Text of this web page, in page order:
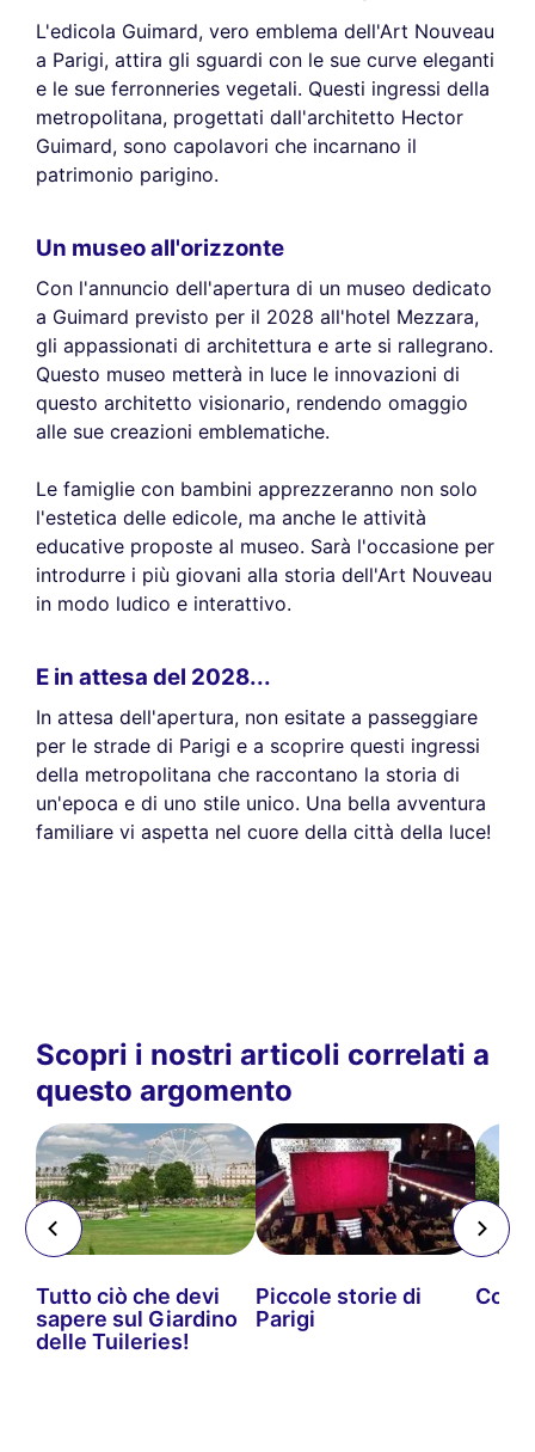
L'edicola Guimard, vero emblema dell'Art Nouveau
a Parigi, attira gli sguardi con le sue curve eleganti
e le sue ferronneries vegetali. Questi ingressi della
metropolitana, progettati dall'architetto Hector
Guimard, sono capolavori che incarnano il
patrimonio parigino.
Un museo all'orizzonte
Con l'annuncio dell'apertura di un museo dedicato
a Guimard previsto per il 2028 all'hotel Mezzara,
gli appassionati di architettura e arte si rallegrano.
Questo museo metterà in luce le innovazioni di
questo architetto visionario, rendendo omaggio
alle sue creazioni emblematiche.
Le famiglie con bambini apprezzeranno non solo
l'estetica delle edicole, ma anche le attività
educative proposte al museo. Sarà l'occasione per
introdurre i più giovani alla storia dell'Art Nouveau
in modo ludico e interattivo.
E in attesa del 2028...
In attesa dell'apertura, non esitate a passeggiare
per le strade di Parigi e a scoprire questi ingressi
della metropolitana che raccontano la storia di
un'epoca e di uno stile unico. Una bella avventura
familiare vi aspetta nel cuore della città della luce!
Scopri i nostri articoli correlati a
questo argomento
Tutto ciò che devi
sapere sul Giardino
delle Tuileries!
Piccole storie di
Parigi